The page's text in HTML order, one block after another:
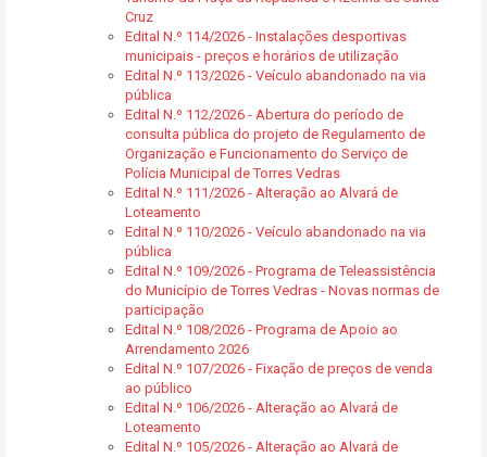
Cruz
Edital N.º 114/2026 - Instalações desportivas
municipais - preços e horários de utilização
Edital N.º 113/2026 - Veículo abandonado na via
pública
Edital N.º 112/2026 - Abertura do período de
consulta pública do projeto de Regulamento de
Organização e Funcionamento do Serviço de
Polícia Municipal de Torres Vedras
Edital N.º 111/2026 - Alteração ao Alvará de
Loteamento
Edital N.º 110/2026 - Veículo abandonado na via
pública
Edital N.º 109/2026 - Programa de Teleassistência
do Município de Torres Vedras - Novas normas de
participação
Edital N.º 108/2026 - Programa de Apoio ao
Arrendamento 2026
Edital N.º 107/2026 - Fixação de preços de venda
ao público
Edital N.º 106/2026 - Alteração ao Alvará de
Loteamento
Edital N.º 105/2026 - Alteração ao Alvará de